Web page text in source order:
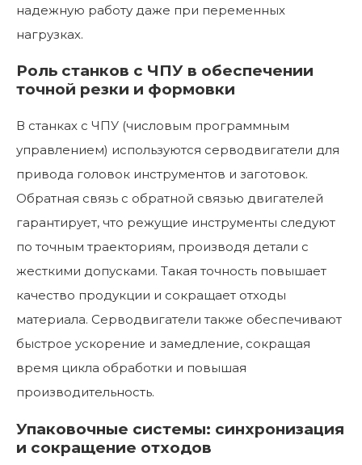
надежную работу даже при переменных
нагрузках.
Роль станков с ЧПУ в обеспечении
точной резки и формовки
В станках с ЧПУ (числовым программным
управлением) используются серводвигатели для
привода головок инструментов и заготовок.
Обратная связь с обратной связью двигателей
гарантирует, что режущие инструменты следуют
по точным траекториям, производя детали с
жесткими допусками. Такая точность повышает
качество продукции и сокращает отходы
материала. Серводвигатели также обеспечивают
быстрое ускорение и замедление, сокращая
время цикла обработки и повышая
производительность.
Упаковочные системы: синхронизация
и сокращение отходов